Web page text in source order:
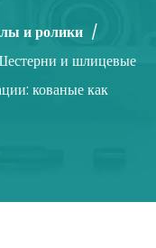
и ролики /
и шлицевые
кованые как